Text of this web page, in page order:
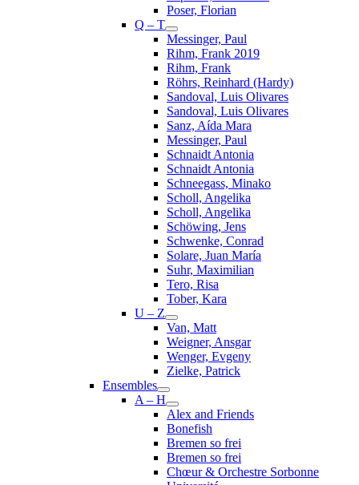
Poser, Florian
Q – T
Messinger, Paul
Rihm, Frank 2019
Rihm, Frank
Röhrs, Reinhard (Hardy)
Sandoval, Luis Olivares
Sandoval, Luis Olivares
Sanz, Aída Mara
Messinger, Paul
Schnaidt Antonia
Schnaidt Antonia
Schneegass, Minako
Scholl, Angelika
Scholl, Angelika
Schöwing, Jens
Schwenke, Conrad
Solare, Juan María
Suhr, Maximilian
Tero, Risa
Tober, Kara
U – Z
Van, Matt
Weigner, Ansgar
Wenger, Evgeny
Zielke, Patrick
Ensembles
A – H
Alex and Friends
Bonefish
Bremen so frei
Bremen so frei
Chœur & Orchestre Sorbonne